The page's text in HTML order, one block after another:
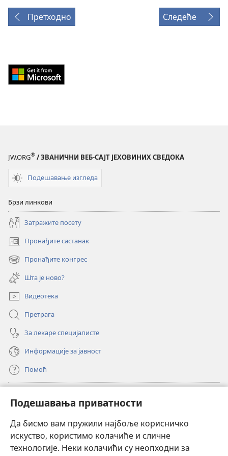
Подешавања приватности
Да бисмо вам пружили најбоље корисничко
искуство, користимо колачиће и сличне
технологије. Неки колачићи су неопходни за
Претходно Следеће
Download
from
JW.ORG® / ЗВАНИЧНИ ВЕБ-САЈТ ЈЕХОВИНИХ СВЕДОКА
Подешавање изгледа
Брзи линкови
Затражите посету
Пронађите састанак
(отвара
нови
прозор)
Пронађите конгрес
(отвара
нови
прозор)
Шта је ново?
Видеотека
Претрага
За лекаре специјалисте
Информације за јавност
Помоћ
(отвара
нови
прозор)ОНЛАЈН БИБЛИОТЕКА Watchtower
(отвара
нови
прозор)JW Hub®
(отвара